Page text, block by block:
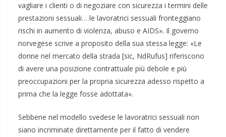
vagliare i clienti o di negoziare con sicurezza i termini delle
prestazioni sessuali… le lavoratrici sessuali fronteggiano
rischi in aumento di violenza, abuso e AIDS». Il governo
norvegese scrive a proposito della sua stessa legge: «Le
donne nel mercato della strada [sic, NdRufus] riferiscono
di avere una posizione contrattuale più debole e più
preoccupazioni per la propria sicurezza adesso rispetto a
prima che la legge fosse adottata».
Sebbene nel modello svedese le lavoratrici sessuali non
siano incriminate direttamente per il fatto di vendere